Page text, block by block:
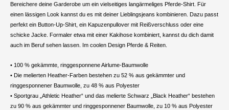
Bereichere deine Garderobe um ein vielseitiges langärmeliges Pferde-Shirt. Für
einen lässigen Look kannst du es mit deiner Lieblingsjeans kombinieren. Dazu passt
perfekt ein Button-Up-Shirt, ein Kapuzenpullover mit Reißverschluss oder eine
schicke Jacke. Formaler etwa mit einer Kakihose kombiniert, kannst du dich damit
auch im Beruf sehen lassen. Im coolen Design Pferde & Reiten.
• 100 % gekämmte, ringgesponnene Airlume-Baumwolle
• Die melierten Heather-Farben bestehen zu 52 % aus gekämmter und
ringgesponnener Baumwolle, zu 48 % aus Polyester
• Sportgrau „Athletic Heather“ und das melierte Schwarz „Black Heather“ bestehen
zu 90 % aus gekämmter und ringgesponnener Baumwolle, zu 10 % aus Polyester